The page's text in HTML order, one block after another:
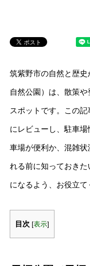
筑紫野市の自然と歴
自然公園）は、散策
スポットです。この
にレビューし、駐車
車場が便利か、混雑
れる前に知っておき
になるよう、お役立て
目次 [表示]